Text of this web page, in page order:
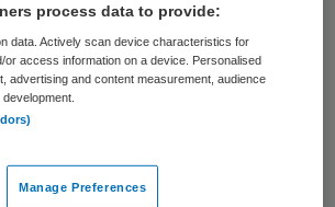
heeft om deze reden het
Volgens de vakbond
niets aan nijpende
werkdruk, flexibilisering en
process data to provide:
data. Actively scan device characteristics for
or access information on a device. Personalised
advertising and content measurement, audience
Manage Preferences